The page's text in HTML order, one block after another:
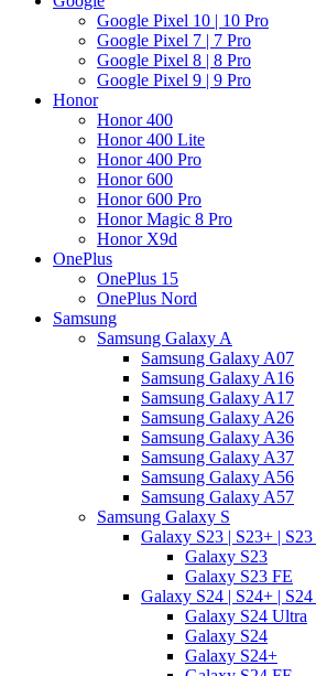
Google Pixel 10 | 10 Pro
Google Pixel 7 | 7 Pro
Google Pixel 8 | 8 Pro
Google Pixel 9 | 9 Pro
Honor
Honor 400
Honor 400 Lite
Honor 400 Pro
Honor 600
Honor 600 Pro
Honor Magic 8 Pro
Honor X9d
OnePlus
OnePlus 15
OnePlus Nord
Samsung
Samsung Galaxy A
Samsung Galaxy A07
Samsung Galaxy A16
Samsung Galaxy A17
Samsung Galaxy A26
Samsung Galaxy A36
Samsung Galaxy A37
Samsung Galaxy A56
Samsung Galaxy A57
Samsung Galaxy S
Galaxy S23 | S23+ |
Galaxy S23
Galaxy S23 FE
Galaxy S24 | S24+ |
Galaxy S24 Ultra
Galaxy S24
Galaxy S24+